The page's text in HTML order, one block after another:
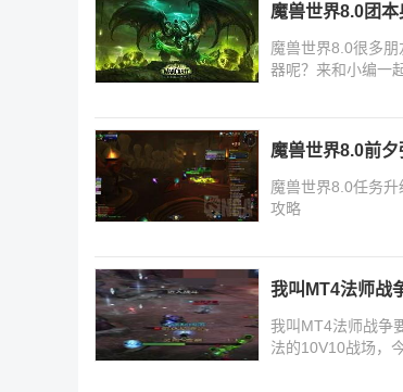
魔兽世界8.0团
魔兽世界8.0很多
器呢？来和小编一
魔兽世界8.0前
魔兽世界8.0任务
攻略
我叫MT4法师战
我叫MT4法师战争
法的10V10战场，